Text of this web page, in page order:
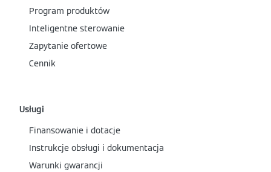
Program produktów
Inteligentne sterowanie
Zapytanie ofertowe
Cennik
Usługi
Finansowanie i dotacje
Instrukcje obsługi i dokumentacja
Warunki gwarancji